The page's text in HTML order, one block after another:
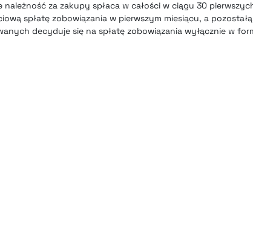
za zakupy spłaca w całości w ciągu 30
spłatę zobowiązania w pierwszym miesiącu, a
decyduje się na spłatę zobowiązania wyłącznie w